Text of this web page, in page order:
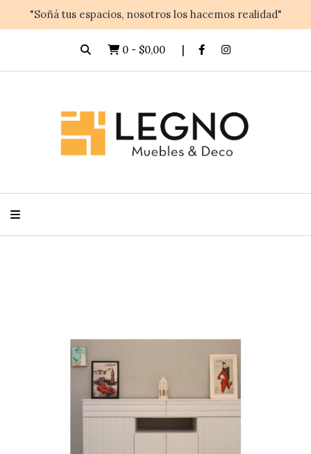
"Soñá tus espacios, nosotros los hacemos realidad"
0 - $0,00